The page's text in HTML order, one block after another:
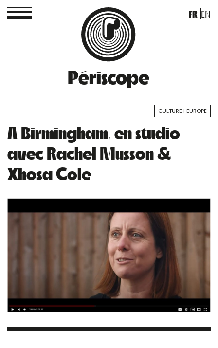
Périscope
FR EN
CULTURE EUROPE
A Birmingham, en studio
avec Rachel Musson &
Xhosa Cole.